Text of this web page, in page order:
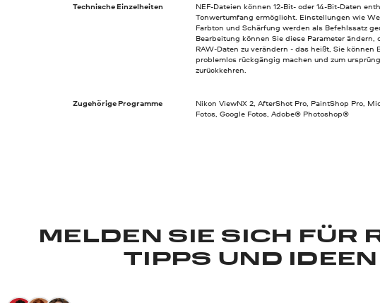
Technische Einzelheiten
NEF-Dateien können 12-Bit- oder 14-Bit-Daten
Tonwertumfang ermöglicht. Einstellungen wie
Farbton und Schärfung werden als Befehlssatz
Bearbeitung können Sie diese Parameter ändern,
RAW-Daten zu verändern - das heißt, Sie können
problemlos rückgängig machen und zum
zurückkehren.
Zugehörige Programme
Nikon ViewNX 2, AfterShot Pro, PaintShop Pro,
Fotos, Google Fotos, Adobe® Photoshop®
MELDEN SIE SICH FÜR
TIPPS UND IDEEN